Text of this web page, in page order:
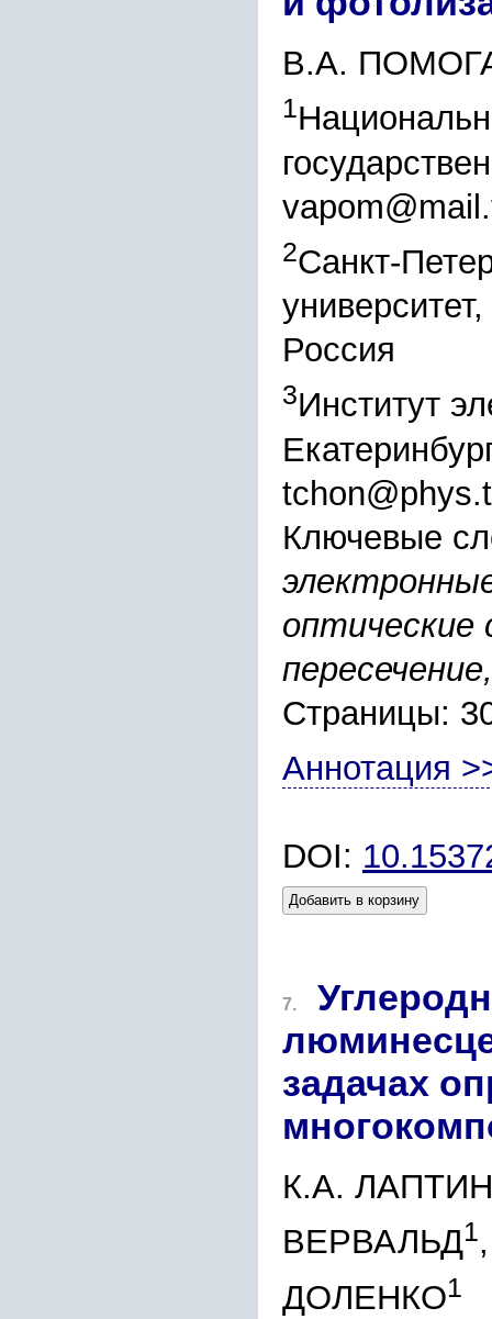
В.А.
1
2Санкт-
Россия
3Институт
Ключевые
оптические
Страницы:
Аннотация
DOI:
Добавить в корзину
7.
задачах
К.А.
ВЕРВАЛЬД1
ДОЛЕНКО1